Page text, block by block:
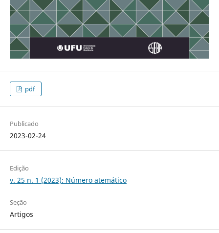
pdf
Publicado
2023-02-24
Edição
v. 25 n. 1 (2023): Número atemático
Seção
Artigos